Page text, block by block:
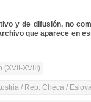
y de difusión, no
que aparece en
(XVII-XVIII)
/ Rep. Checa /